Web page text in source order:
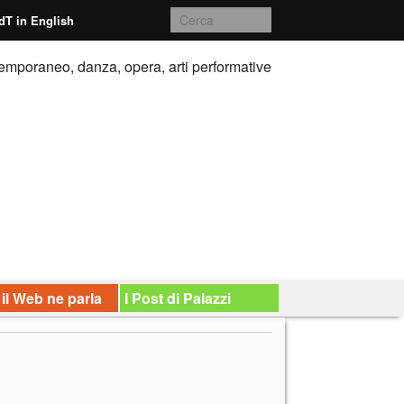
in English
danza, opera, arti performative
Web ne parla I Post di Palazzi